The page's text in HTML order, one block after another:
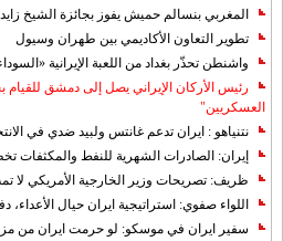
المغربي بنسالم حميش يفوز بجائزة الشيخ
تطوير التعاون الأكاديمي بين طهران وسيول
واشنطن تحذّر بغداد من اللعبة الإيرانية
رئيس الأركان الإيراني يصل إلى دمشق للقيام
العسكريين"
نتنياهو : ايران تدعم غانتس ولبيد ضدي في
إيران: الصادرات الشهریة للنفط والمكثفات تخطت 2.75 مليون برميل
ظريف: تصريحات وزير الخارجية الأمريكي لا
اللواء صفوي: استراتيجية ايران حيال الأعداء،
سفير ايران في موسكو: لو حرمت ايران من مزايا